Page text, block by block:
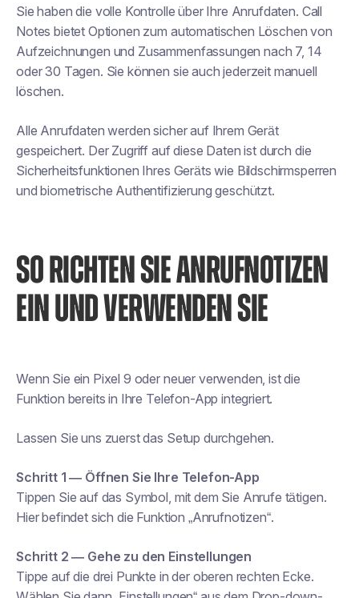
Sie haben die volle Kontrolle über Ihre Anrufdaten. Call
Notes bietet Optionen zum automatischen Löschen von
Aufzeichnungen und Zusammenfassungen nach 7, 14
oder 30 Tagen. Sie können sie auch jederzeit manuell
löschen.
Alle Anrufdaten werden sicher auf Ihrem Gerät
gespeichert. Der Zugriff auf diese Daten ist durch die
Sicherheitsfunktionen Ihres Geräts wie Bildschirmsperren
und biometrische Authentifizierung geschützt.
SO RICHTEN SIE ANRUFNOTIZEN
EIN UND VERWENDEN SIE
Wenn Sie ein Pixel 9 oder neuer verwenden, ist die
Funktion bereits in Ihre Telefon-App integriert.
Lassen Sie uns zuerst das Setup durchgehen.
Schritt 1 — Öffnen Sie Ihre Telefon-App
Tippen Sie auf das Symbol, mit dem Sie Anrufe tätigen.
Hier befindet sich die Funktion „Anrufnotizen“.
Schritt 2 — Gehe zu den Einstellungen
Tippe auf die drei Punkte in der oberen rechten Ecke.